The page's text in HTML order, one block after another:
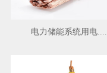
电力储能系统用电....